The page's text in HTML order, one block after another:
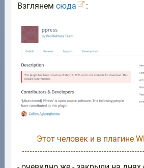
Взглянем сюда :
Этот человек и в плагине